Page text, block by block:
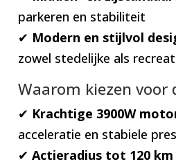
parkeren en stabiliteit
✔ Modern en stijlvol
zowel stedelijke als
Waarom kiezen voor
✔ Krachtige 3900W
acceleratie en stabiele
✔Actieradius tot 120 km